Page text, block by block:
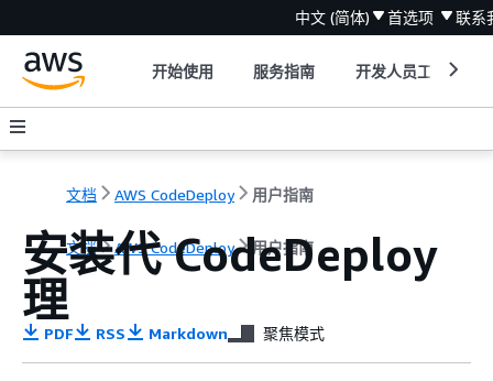
中文 (简体) 首选项 联系
开始使用 服务指南 开发人员工具
文档 AWS CodeDeploy 用户指南
文档 AWS CodeDeploy 用户指南
安装代 CodeDeploy
理
PDF RSS Markdown 聚焦模式